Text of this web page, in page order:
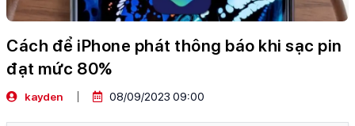
Cách để iPhone phát thông báo khi sạc pin
đạt mức 80%
kayden 08/09/2023 09:00